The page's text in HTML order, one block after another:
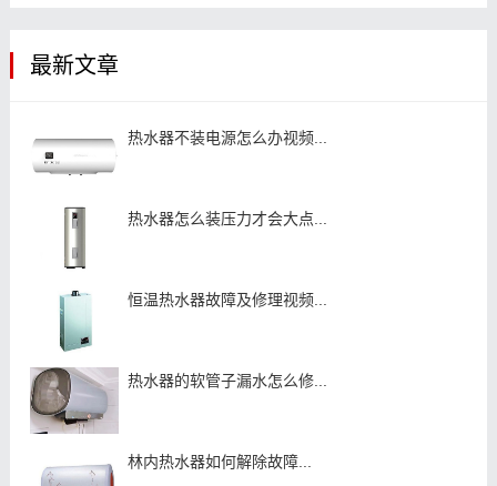
最新文章
热水器不装电源怎么办视频...
热水器怎么装压力才会大点...
恒温热水器故障及修理视频...
热水器的软管子漏水怎么修...
林内热水器如何解除故障...